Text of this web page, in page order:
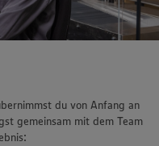
du von Anfang an
gemeinsam mit dem Team